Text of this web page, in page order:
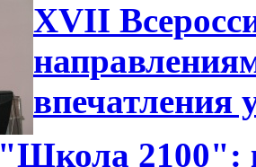
XVII
впечатления
"Школа 2100":